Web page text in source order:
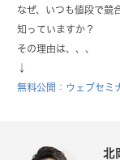
なぜ、いつも値段で競
知っていますか？
その理由は、、、
↓
無料公開：ウェブセミ
北